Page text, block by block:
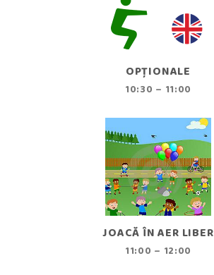
OPȚIONALE
10:30 – 11:00
JOACĂ ÎN AER LIBER
11:00 – 12:00